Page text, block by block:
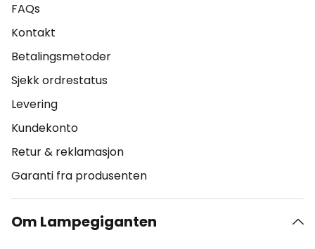
FAQs
Kontakt
Betalingsmetoder
Sjekk ordrestatus
Levering
Kundekonto
Retur & reklamasjon
Garanti fra produsenten
Om Lampegiganten